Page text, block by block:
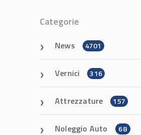
Categorie
News 4701
Vernici 316
Attrezzature 157
Noleggio Auto 68